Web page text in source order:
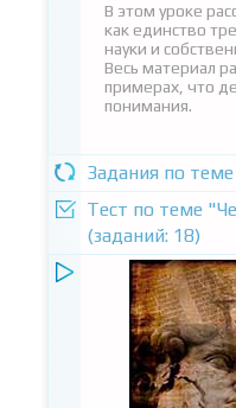
В этом уроке
как единство
науки и
Весь материал
примерах, что
понимания.
Задания по
Тест по теме
(заданий: 18)